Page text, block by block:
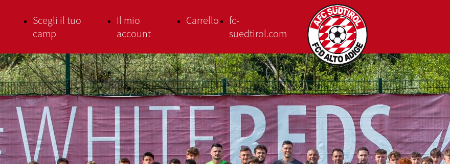
Scegli il tuo
camp
Il mio
account
Carrello
fc-
suedtirol.com